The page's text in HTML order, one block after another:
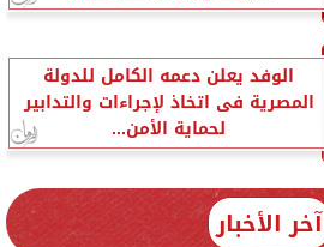
الوفد يعلن دعمه الكامل للدولة
المصرية فى اتخاذ لإجراءات والتدابير
لحماية الأمن...
آخر الأخبار